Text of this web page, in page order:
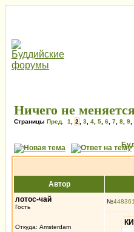
Ничего не
Страницы Пред. 1 2 3 4 5 6 7 8 9
Автор
лотос-чай
Гость
Откуда: Amsterdam
№448361
КИ